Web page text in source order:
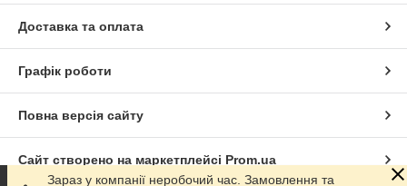
Доставка та оплата
Графік роботи
Повна версія сайту
Сайт створено на маркетплейсі Prom.ua
Зараз у компанії неробочий час. Замовлення та